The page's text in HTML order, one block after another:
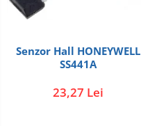
Senzor Hall HONEYWELL
SS441A
23,27 Lei